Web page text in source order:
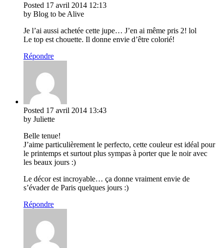
Posted 17 avril 2014 12:13
by Blog to be Alive
Je l’ai aussi achetée cette jupe… J’en ai même pris 2! lol
Le top est chouette. Il donne envie d’être colorié!
Répondre
Posted 17 avril 2014 13:43
by Juliette
Belle tenue!
J’aime particulièrement le perfecto, cette couleur est idéal pour
le printemps et surtout plus sympas à porter que le noir avec
les beaux jours :)
Le décor est incroyable… ça donne vraiment envie de
s’évader de Paris quelques jours :)
Répondre